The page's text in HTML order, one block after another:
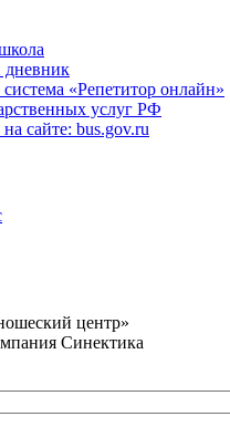
«Репетитор онлайн»
услуг РФ
сайте: bus.gov.ru
центр»
Синектика